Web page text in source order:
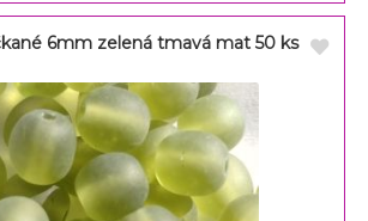
6mm zelená tmavá mat 50 ks